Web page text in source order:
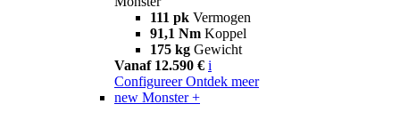
111 pk Vermogen
91,1 Nm Koppel
175 kg Gewicht
Vanaf 12.590 € i
Configureer Ontdek meer
new Monster +